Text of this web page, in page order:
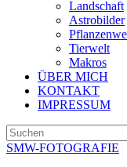
Landschaft
Astrobilder
Tierwelt
Makros
ÜBER MICH
KONTAKT
IMPRESSUM
SMW-FOTOGRAFIE